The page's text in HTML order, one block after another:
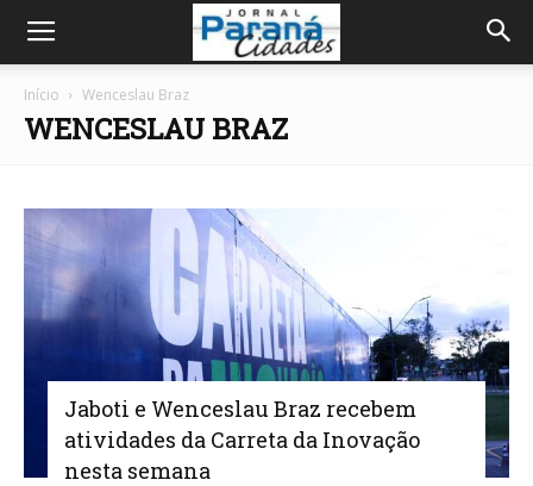
Início Wenceslau Braz
WENCESLAU BRAZ
Jaboti e Wenceslau Braz recebem
atividades da Carreta da Inovação
nesta semana